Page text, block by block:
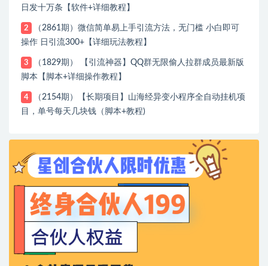
日发十万条【软件+详细教程】
2
（2861期）微信简单易上手引流方法，无门槛 小白即可
操作 日引流300+【详细玩法教程】
3
（1829期） 【引流神器】QQ群无限偷人拉群成员最新版
脚本【脚本+详细操作教程】
4
（2154期）【长期项目】山海经异变小程序全自动挂机项
目，单号每天几块钱（脚本+教程)